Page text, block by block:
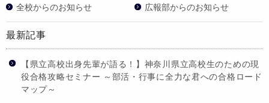
全校からのお知らせ 広報部からのお知らせ
最新記事
【県立高校出身先輩が語る！】神奈川県立高校生のための現
役合格攻略セミナー ～部活・行事に全力な君への合格ロード
マップ～